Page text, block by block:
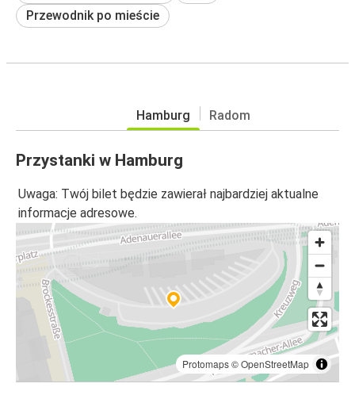
Przewodnik po mieście
Hamburg Radom
Przystanki w Hamburg
Uwaga: Twój bilet będzie zawierał najbardziej aktualne
informacje adresowe.
Protomaps©OpenStreetMap